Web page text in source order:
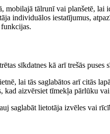
mobilajā tālrunī vai planšetē, lai
individuālos iestatījumus,
sīkdatnes kā arī trešās puses
lai tās saglabātos arī citās
kad aizvērsiet tīmekļa pārlūku
saglabāt lietotāja izvēles vai